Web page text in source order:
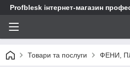
Profblesk інтернет-магазин
Товари та послуги ФЕНИ,